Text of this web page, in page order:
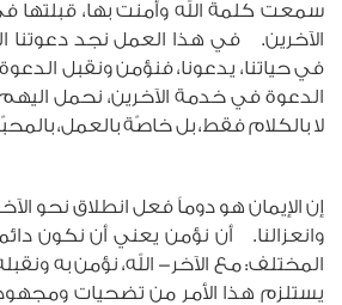
سمعت كلمة الله وأمنت بها، قبلتها
الآخرين. في هذا العمل نجد دعوتنا
في حياتنا، يدعونا، فنؤمن ونقبل
الدعوة في خدمة الآخرين، نحمل اليهم
لا بالكلام فقط، بل خاصّة بالعمل،
إن الإيمان هو دوماً فعل انطلاق نحو
وانعزالنا. أن نؤمن يعني أن نكون
المختلف: مع الآخر- الله، نؤمن به
يستلزم هذا الأمر من تضحيات